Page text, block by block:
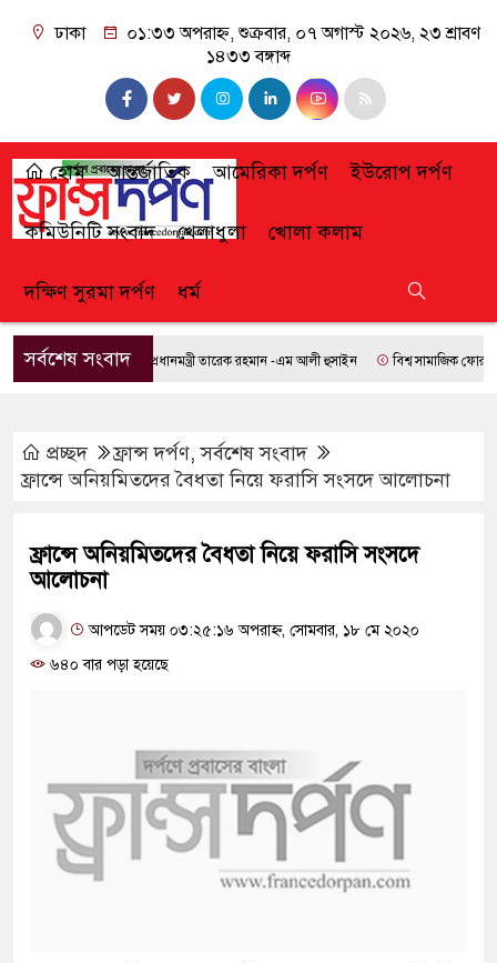
ঢাকা
০১:৩৩ অপরাহ্ন, শুক্রবার, ০৭ অগাস্ট ২০২৬, ২৩ শ্রাবণ
১৪৩৩ বঙ্গাব্দ
হোম আন্তর্জাতিক আমেরিকা দর্পণ ইউরোপ দর্পণ
কমিউনিটি সংবাদ খেলাধুলা খোলা কলাম
দক্ষিণ সুরমা দর্পণ ধর্ম
সর্বশেষ সংবাদপ্রধানমন্ত্রী তারেক রহমান -এম আলী হুসাইন বিশ্ব সামাজিক ফোরামে
প্রচ্ছদ ফ্রান্স দর্পণ,সর্বশেষ সংবাদ
ফ্রান্সে অনিয়মিতদের বৈধতা নিয়ে ফরাসি সংসদে আলোচনা
ফ্রান্সে অনিয়মিতদের বৈধতা নিয়ে ফরাসি সংসদে
আলোচনা
আপডেট সময় ০৩:২৫:১৬ অপরাহ্ন, সোমবার, ১৮ মে ২০২০
৬৪০ বার পড়া হয়েছে